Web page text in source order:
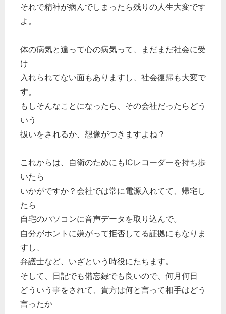
それで精神が病んでしまったら残りの人生大変です
よ。
体の病気と違って心の病気って、まだまだ社会に受
け
入れられてない面もありますし、社会復帰も大変で
す。
もしそんなことになったら、その会社だったらどう
いう
扱いをされるか、想像がつきますよね？
これからは、自衛のためにもICレコーダーを持ち歩
いたら
いかがですか？会社では常に電源入れてて、帰宅し
たら
自宅のパソコンに音声データを取り込んで。
自分がホントに嫌がって拒否してる証拠にもなりま
すし、
弁護士など、いざという時役にたちます。
そして、日記でも備忘録でも良いので、何月何日
どういう事をされて、貴方は何と言って相手はどう
言ったか